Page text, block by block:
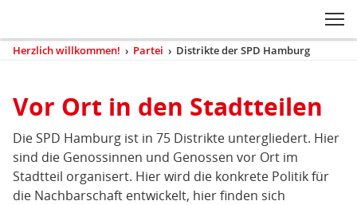
Navigation
Sie
Herzlich willkommen! › Partei › Distrikte der SPD Hamburg
Distrikte
der
SPD
Hamburg
Vor Ort in den Stadtteilen
Die SPD Hamburg ist in 75 Distrikte untergliedert. Hier
sind die Genossinnen und Genossen vor Ort im
Stadtteil organisert. Hier wird die konkrete Politik für
die Nachbarschaft entwickelt, hier finden sich